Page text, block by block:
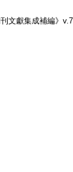
文獻集成補編》